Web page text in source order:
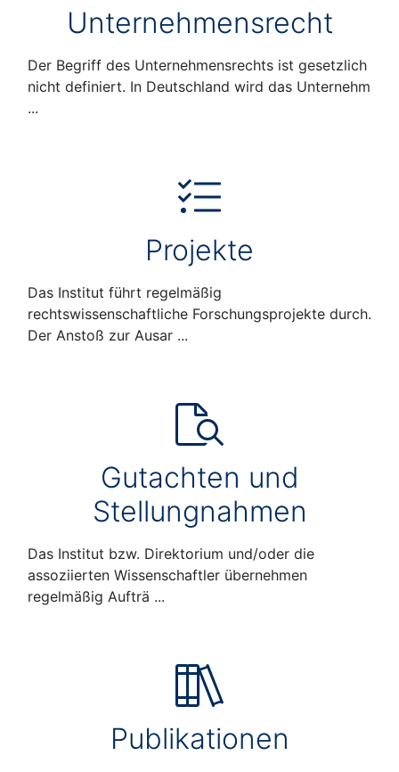
Unternehmensrecht
Der Begriff des Unternehmensrechts ist gesetzlich
nicht definiert. In Deutschland wird das Unternehm
...
Projekte
Das Institut führt regelmäßig
rechtswissenschaftliche Forschungsprojekte durch.
Der Anstoß zur Ausar ...
Gutachten und
Stellungnahmen
Das Institut bzw. Direktorium und/oder die
assoziierten Wissenschaftler übernehmen
regelmäßig Aufträ ...
Publikationen